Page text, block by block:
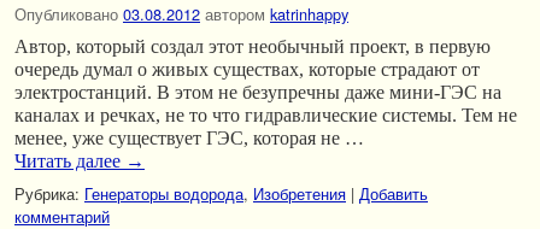
Опубликовано 03.08.2012 автором katrinhappy
Автор, который создал этот необычный проект, в первую
очередь думал о живых существах, которые страдают от
электростанций. В этом не безупречны даже мини-ГЭС на
каналах и речках, не то что гидравлические системы. Тем не
менее, уже существует ГЭС, которая не …
Читать далее →
Рубрика: Генераторы водорода, Изобретения | Добавить
комментарий